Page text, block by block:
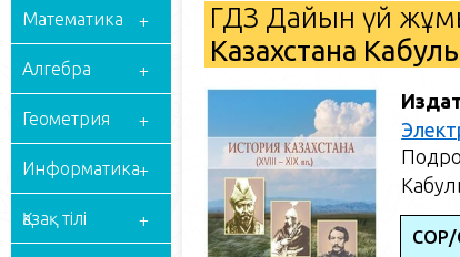
Математика
Алгебра
Геометрия
Информатика
Қазақ тілі
ГДЗ Дайын үй
Казахстана
СОР/